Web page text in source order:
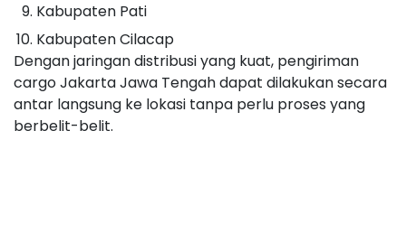
Kabupaten Pati
Kabupaten Cilacap
Dengan jaringan distribusi yang kuat, pengiriman
cargo Jakarta Jawa Tengah dapat dilakukan secara
antar langsung ke lokasi tanpa perlu proses yang
berbelit-belit.